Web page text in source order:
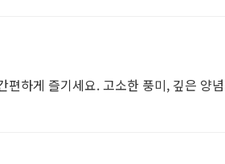
하게 즐기세요. 고소한 풍미, 깊은 양